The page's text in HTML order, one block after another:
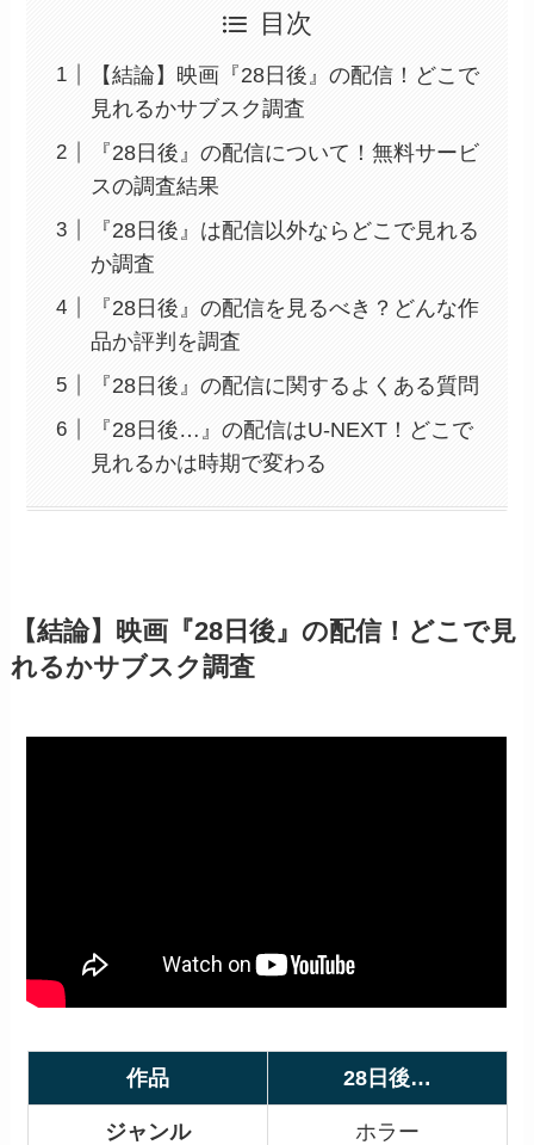
目次
【結論】映画『28日後』の配信！どこで
見れるかサブスク調査
『28日後』の配信について！無料サービ
スの調査結果
『28日後』は配信以外ならどこで見れる
か調査
『28日後』の配信を見るべき？どんな作
品か評判を調査
『28日後』の配信に関するよくある質問
『28日後…』の配信はU-NEXT！どこで
見れるかは時期で変わる
【結論】映画『28日後』の配信！どこで見
れるかサブスク調査
作品 28日後…
ジャンル ホラー